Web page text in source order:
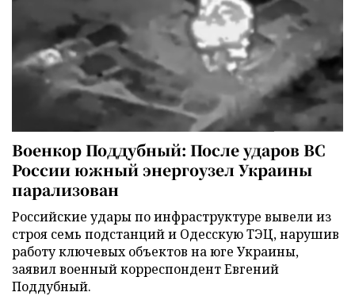
Военкор Поддубный: После ударов ВС
России южный энергоузел Украины
парализован
Российские удары по инфраструктуре вывели из
строя семь подстанций и Одесскую ТЭЦ, нарушив
работу ключевых объектов на юге Украины,
заявил военный корреспондент Евгений
Поддубный.